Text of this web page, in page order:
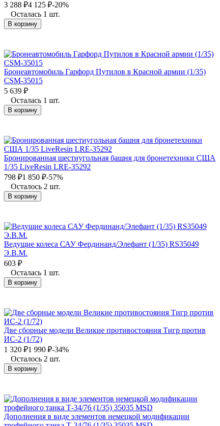
3 288 ₽4 125 ₽-20%
Осталась 1 шт.
В корзину
Бронеавтомобиль Гарфорд Путилов в Красной армии (1/35)
CSM-35015
5 639 ₽
Осталась 1 шт.
В корзину
Бронированная шестиугольная башня для бронетехники США
1/35 LiveResin LRE-35292
798 ₽1 850 ₽-57%
Осталось 2 шт.
В корзину
Ведущие колеса САУ Фердинанд/Элефант (1/35) RS35049
Э.В.М.
603 ₽
Осталась 1 шт.
В корзину
Две сборные модели Великие противостояния Тигр против
ИС-2 (1/72)
1 320 ₽1 990 ₽-34%
Осталось 2 шт.
В корзину
Дополнения в виде элементов немецкой модификации